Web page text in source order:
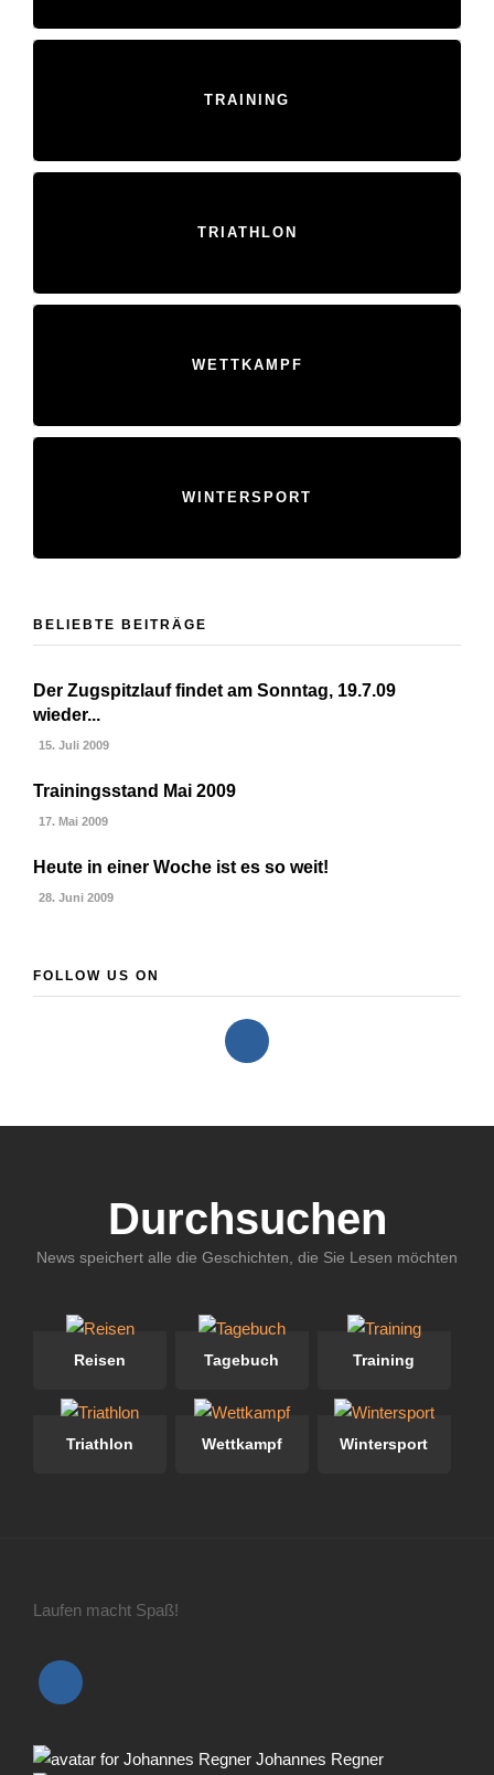
TRAINING
TRIATHLON
WETTKAMPF
WINTERSPORT
BELIEBTE BEITRÄGE
Der Zugspitzlauf findet am Sonntag, 19.7.09
wieder...
15. Juli 2009
Trainingsstand Mai 2009
17. Mai 2009
Heute in einer Woche ist es so weit!
28. Juni 2009
FOLLOW US ON
Durchsuchen
News speichert alle die Geschichten, die Sie Lesen möchten
Reisen Tagebuch Training
Triathlon Wettkampf Wintersport
Laufen macht Spaß!
Johannes Regner